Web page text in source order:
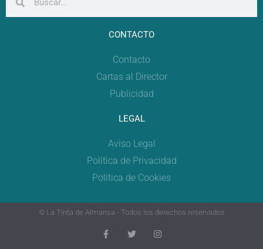
CONTACTO
Contacto
Cartas al Director
Publicidad
LEGAL
Aviso Legal
Política de Privacidad
Política de Cookies
© La Tinta de Almansa - Todos los derechos reservados